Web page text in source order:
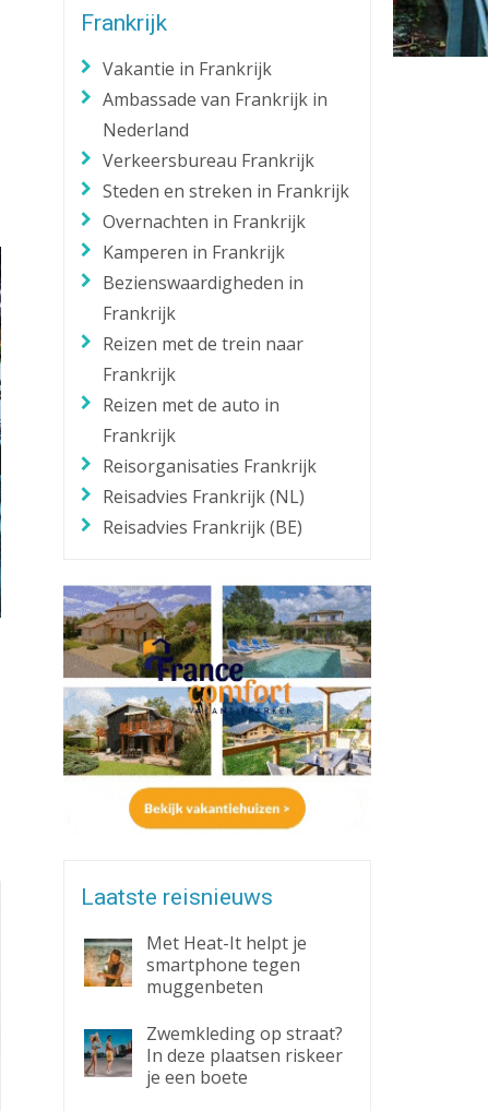
ZaklantaarnFrankrijk
Vakantie in Frankrijk
Ambassade van Frankrijk in
Nederland
Verkeersbureau Frankrijk
Steden en streken in Frankrijk
Overnachten in Frankrijk
Kamperen in Frankrijk
Bezienswaardigheden in
Frankrijk
Reizen met de trein naar
Frankrijk
Reizen met de auto in
Frankrijk
Reisorganisaties Frankrijk
Reisadvies Frankrijk (NL)
Reisadvies Frankrijk (BE)
Laatste reisnieuws
Met Heat-It helpt je
smartphone tegen
muggenbeten
Zwemkleding op straat?
In deze plaatsen riskeer
je een boete